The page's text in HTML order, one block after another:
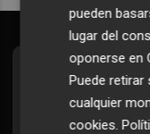
Todos los
pueden
lugar del
oponerse en
Puede
cualquier
cookies.